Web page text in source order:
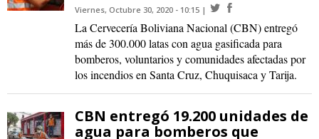
Viernes, Octubre 30, 2020 - 10:15
La Cervecería Boliviana Nacional (CBN) entregó
más de 300.000 latas con agua gasificada para
bomberos, voluntarios y comunidades afectadas por
los incendios en Santa Cruz, Chuquisaca y Tarija.
CBN entregó 19.200 unidades de
agua para bomberos que